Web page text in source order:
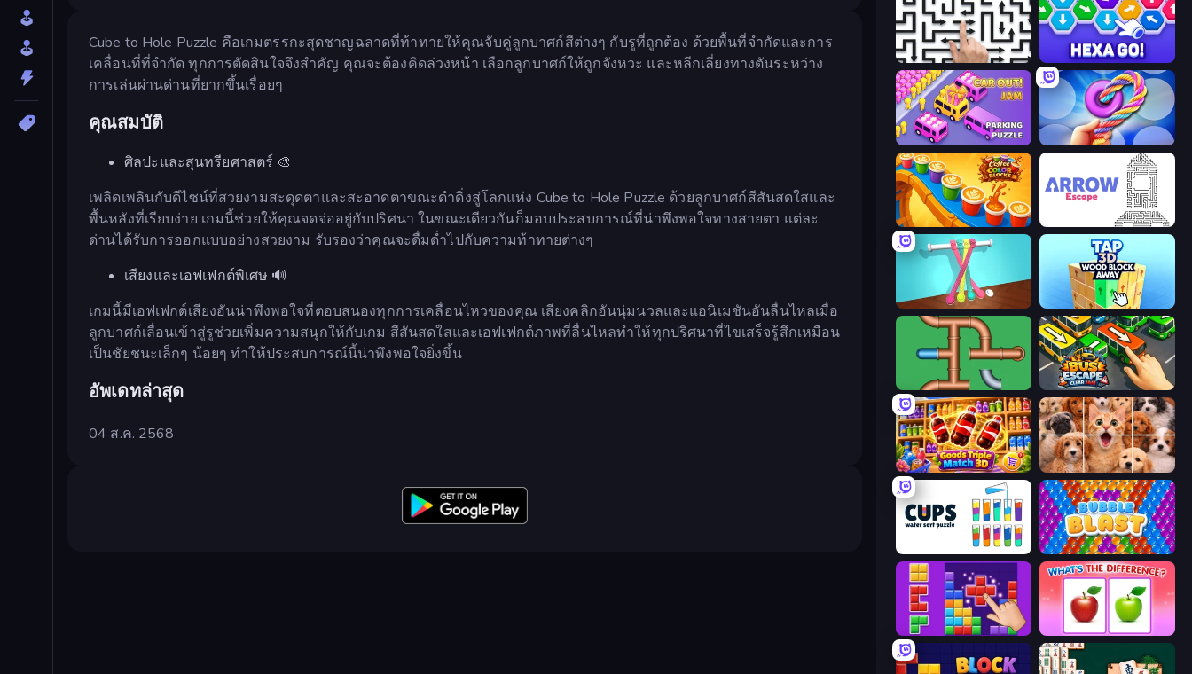
Cube to Hole Puzzle คือเกมตรรกะสุดชาญฉลาดที่ท้าทายให้คุณจับคู่ลูกบาศก์สีต่างๆ กับรูที่ถูกต้อง ด้วยพื้นที่จำกัดและการ
เคลื่อนที่ที่จำกัด ทุกการตัดสินใจจึงสำคัญ คุณจะต้องคิดล่วงหน้า เลือกลูกบาศก์ให้ถูกจังหวะ และหลีกเลี่ยงทางตันระหว่าง
การเล่นผ่านด่านที่ยากขึ้นเรื่อยๆ
คุณสมบัติ
ศิลปะและสุนทรียศาสตร์ 🎨
เพลิดเพลินกับดีไซน์ที่สวยงามสะดุดตาและสะอาดตาขณะดำดิ่งสู่โลกแห่ง Cube to Hole Puzzle ด้วยลูกบาศก์สีสันสดใสและ
พื้นหลังที่เรียบง่าย เกมนี้ช่วยให้คุณจดจ่ออยู่กับปริศนา ในขณะเดียวกันก็มอบประสบการณ์ที่น่าพึงพอใจทางสายตา แต่ละ
ด่านได้รับการออกแบบอย่างสวยงาม รับรองว่าคุณจะดื่มด่ำไปกับความท้าทายต่างๆ
เสียงและเอฟเฟกต์พิเศษ 🔊
เกมนี้มีเอฟเฟกต์เสียงอันน่าพึงพอใจที่ตอบสนองทุกการเคลื่อนไหวของคุณ เสียงคลิกอันนุ่มนวลและแอนิเมชันอันลื่นไหลเมื่อ
ลูกบาศก์เลื่อนเข้าสู่รูช่วยเพิ่มความสนุกให้กับเกม สีสันสดใสและเอฟเฟกต์ภาพที่ลื่นไหลทำให้ทุกปริศนาที่ไขเสร็จรู้สึกเหมือน
เป็นชัยชนะเล็กๆ น้อยๆ ทำให้ประสบการณ์นี้น่าพึงพอใจยิ่งขึ้น
อัพเดทล่าสุด
04 ส.ค. 2568
Arrow Escape: Puzzle Hexa GO!
Car OUT! Jam Parking Puzzle Twisted Tangle
Coffee Color Blocks Arrow Escape
Tangle Master
Plumber Pipe Out Bus Escape: Clear Jam
Goods Triple Match 3D Jigpic Solitaire
Cups - Water Sort Puzzle Bubble Blast
BlockBuster Puzzle What's The Difference?